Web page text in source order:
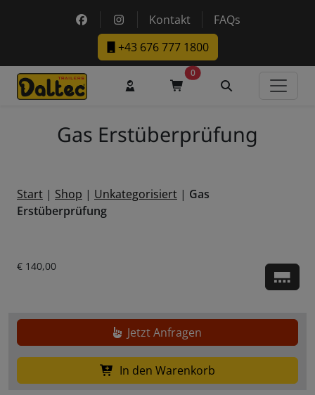
Skip to main content
https://www.facebook.com/DaltecAustria
https://www.instagram.com/
Kontakt
FAQs
+43 676 777 1800
BenutzerkontoWarenkorb
0
Gas Erstüberprüfung
Start | Shop | Unkategorisiert | Gas
Erstüberprüfung
€ 140,00Aktueller Preis ist: € 140,00.
Zu
Jetzt Anfragen
In den Warenkorb